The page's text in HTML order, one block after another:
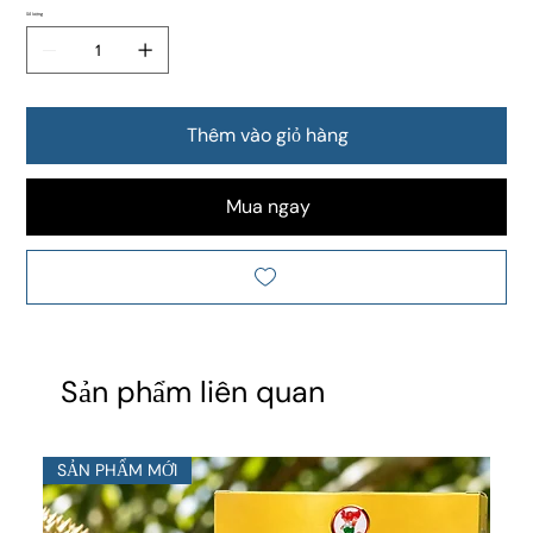
Số lượng
Thêm vào giỏ hàng
Mua ngay
Sản phẩm liên quan
SẢN PHẨM MỚI